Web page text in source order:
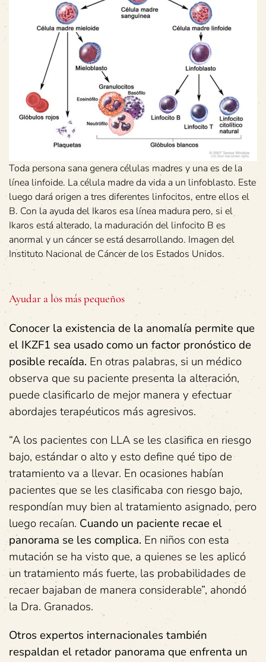
Toda persona sana genera células madres y una es de la
línea linfoide. La célula madre da vida a un linfoblasto. Este
luego dará origen a tres diferentes linfocitos, entre ellos el
B. Con la ayuda del Ikaros esa línea madura pero, si el
Ikaros está alterado, la maduración del linfocito B es
anormal y un cáncer se está desarrollando. Imagen del
Instituto Nacional de Cáncer de los Estados Unidos.
Ayudar a los más pequeños
Conocer la existencia de la anomalía permite que
el IKZF1 sea usado como un factor pronóstico de
posible recaída. En otras palabras, si un médico
observa que su paciente presenta la alteración,
puede clasificarlo de mejor manera y efectuar
abordajes terapéuticos más agresivos.
“A los pacientes con LLA se les clasifica en riesgo
bajo, estándar o alto y esto define qué tipo de
tratamiento va a llevar. En ocasiones habían
pacientes que se les clasificaba con riesgo bajo,
respondían muy bien al tratamiento asignado, pero
luego recaían. Cuando un paciente recae el
panorama se les complica. En niños con esta
mutación se ha visto que, a quienes se les aplicó
un tratamiento más fuerte, las probabilidades de
recaer bajaban de manera considerable”, ahondó
la Dra. Granados.
Otros expertos internacionales también
respaldan el retador panorama que enfrenta un